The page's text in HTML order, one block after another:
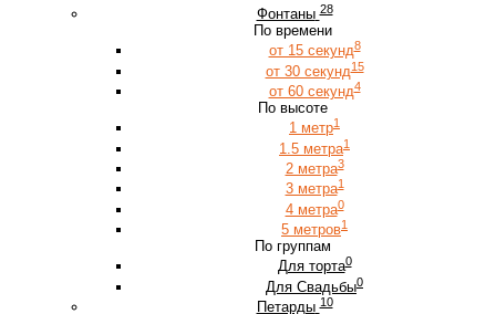
Фонтаны 28
По времени
от 15 секунд8
от 30 секунд15
от 60 секунд4
По высоте
1 метр1
1.5 метра1
2 метра3
3 метра1
4 метра0
5 метров1
По группам
Для торта0
Для Свадьбы0
Петарды 10